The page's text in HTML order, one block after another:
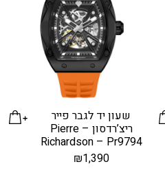
שעון יד לגבר פייר
ריצ’רדסון – Pierre
Richardson – Pr9794
₪1,390